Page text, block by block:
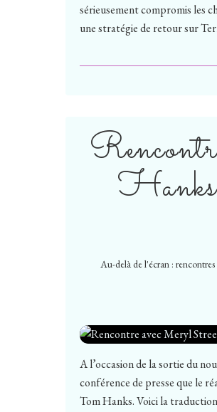
sérieusement compromis les
une stratégie de retour sur
Hanks
Au-delà de l'écran :
A l’occasion de la sortie du
conférence de presse que le
Tom Hanks. Voici la